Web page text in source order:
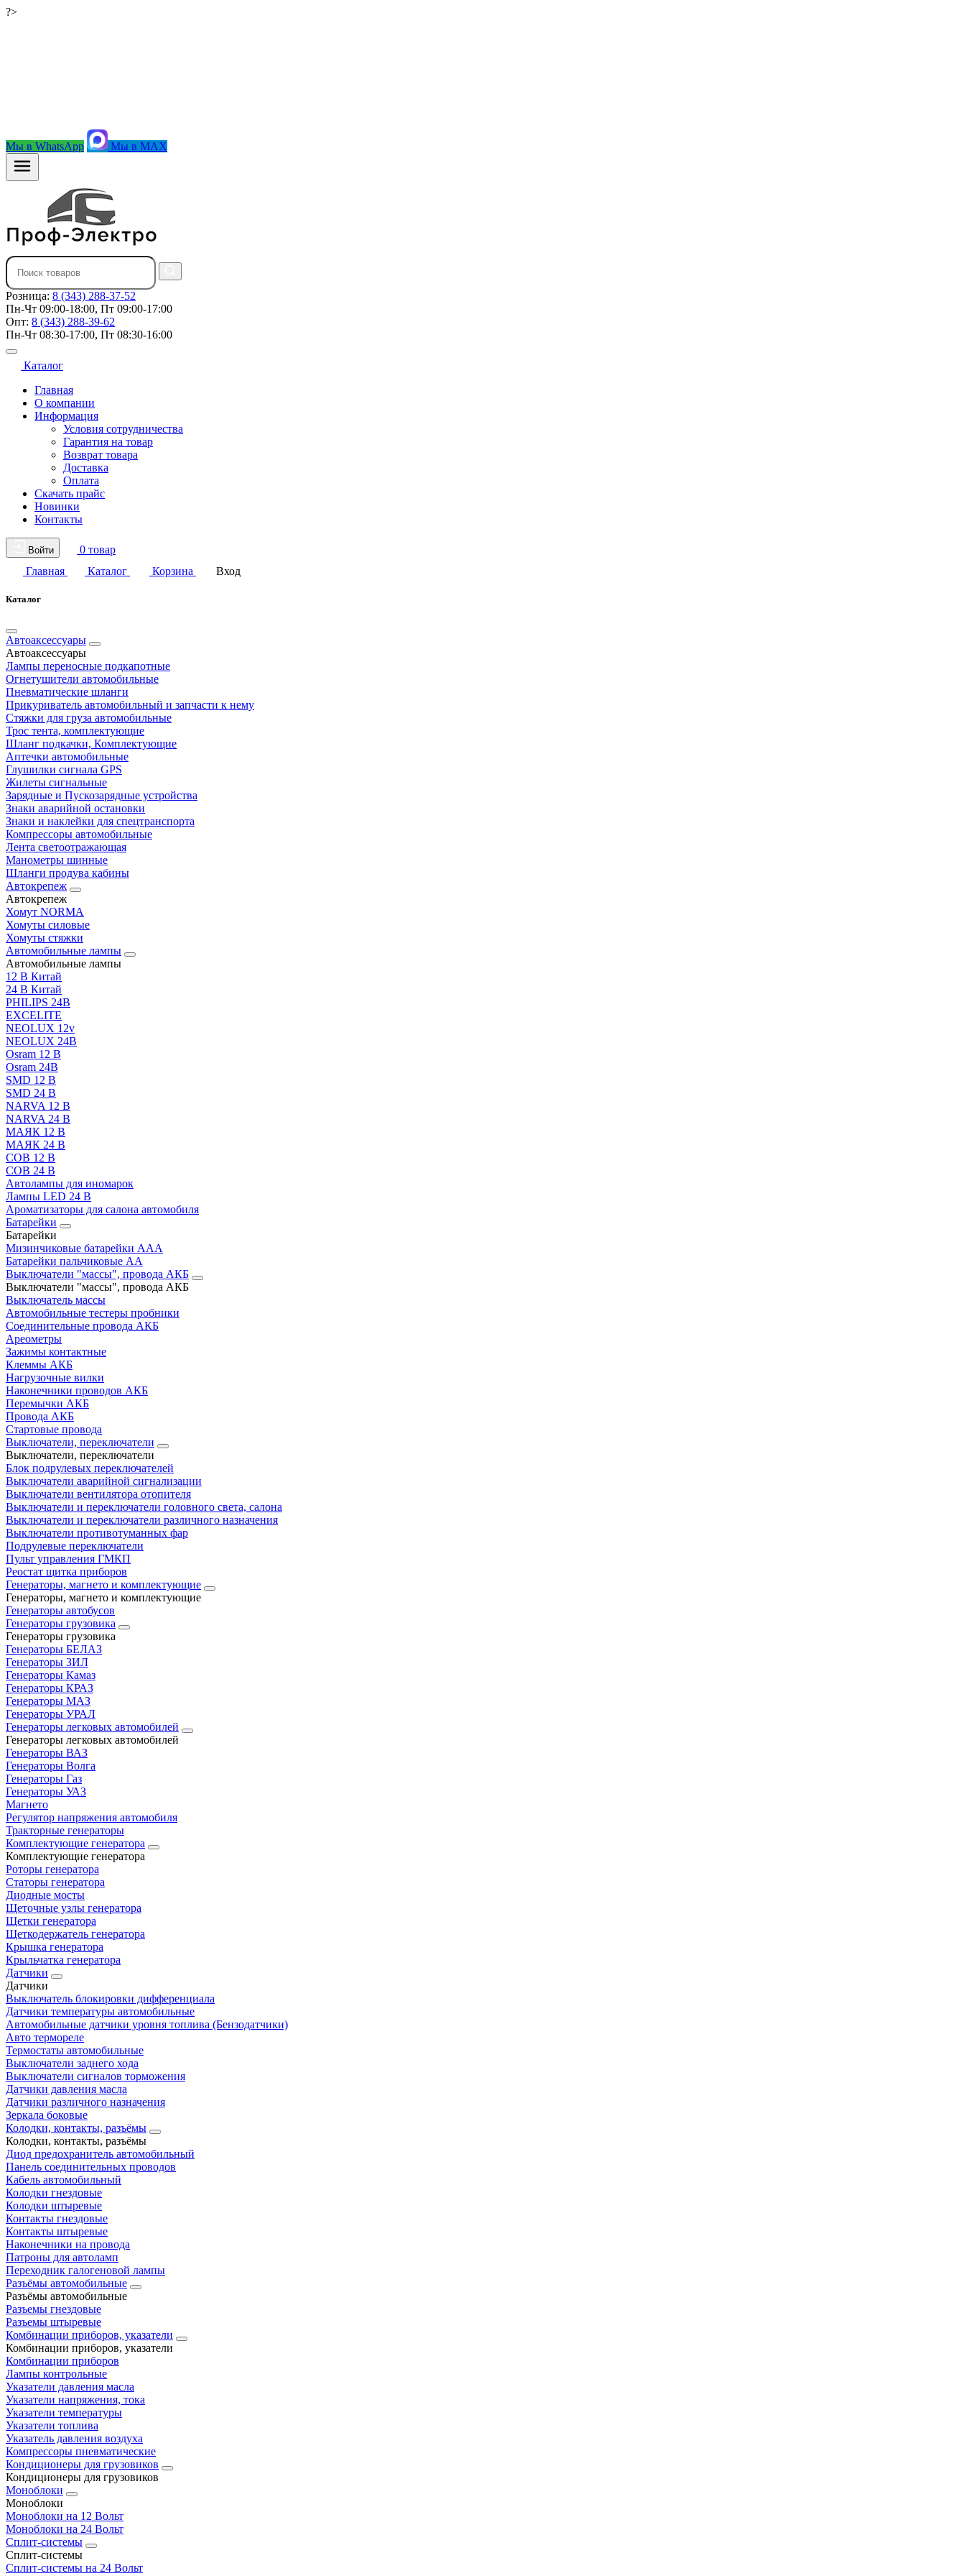
?>
Мы в WhatsApp Мы в MAX
Розница: 8 (343) 288-37-52
Пн-Чт 09:00-18:00, Пт 09:00-17:00
Опт: 8 (343) 288-39-62
Пн-Чт 08:30-17:00, Пт 08:30-16:00
Каталог
Главная
О компании
Информация
Условия сотрудничества
Гарантия на товар
Возврат товара
Доставка
Оплата
Скачать прайс
Новинки
Контакты
Войти
0 товар
Главная
Каталог Корзина Вход
Каталог
Автоаксессуары
Автоаксессуары
Лампы переносные подкапотные
Огнетушители автомобильные
Пневматические шланги
Прикуриватель автомобильный и запчасти к нему
Стяжки для груза автомобильные
Трос тента, комплектующие
Шланг подкачки, Комплектующие
Аптечки автомобильные
Глушилки сигнала GPS
Жилеты сигнальные
Зарядные и Пускозарядные устройства
Знаки аварийной остановки
Знаки и наклейки для спецтранспорта
Компрессоры автомобильные
Лента светоотражающая
Манометры шинные
Шланги продува кабины
Автокрепеж
Автокрепеж
Хомут NORMA
Хомуты силовые
Хомуты стяжки
Автомобильные лампы
Автомобильные лампы
12 В Китай
24 В Китай
PHILIPS 24В
EXCELITE
NEOLUX 12v
NEOLUX 24В
Osram 12 В
Osram 24В
SMD 12 В
SMD 24 В
NARVA 12 В
NARVA 24 В
МАЯК 12 В
МАЯК 24 В
COB 12 В
COB 24 В
Автолампы для иномарок
Лампы LED 24 B
Ароматизаторы для салона автомобиля
Батарейки
Батарейки
Мизинчиковые батарейки AAA
Батарейки пальчиковые АА
Выключатели "массы", провода АКБ
Выключатели "массы", провода АКБ
Выключатель массы
Автомобильные тестеры пробники
Соединительные провода АКБ
Ареометры
Зажимы контактные
Клеммы АКБ
Нагрузочные вилки
Наконечники проводов АКБ
Перемычки АКБ
Провода АКБ
Стартовые провода
Выключатели, переключатели
Выключатели, переключатели
Блок подрулевых переключателей
Выключатели аварийной сигнализации
Выключатели вентилятора отопителя
Выключатели и переключатели головного света, салона
Выключатели и переключатели различного назначения
Выключатели противотуманных фар
Подрулевые переключатели
Пульт управления ГМКП
Реостат щитка приборов
Генераторы, магнето и комплектующие
Генераторы, магнето и комплектующие
Генераторы автобусов
Генераторы грузовика
Генераторы грузовика
Генераторы БЕЛАЗ
Генераторы ЗИЛ
Генераторы Камаз
Генераторы КРАЗ
Генераторы МАЗ
Генераторы УРАЛ
Генераторы легковых автомобилей
Генераторы легковых автомобилей
Генераторы ВАЗ
Генераторы Волга
Генераторы Газ
Генераторы УАЗ
Магнето
Регулятор напряжения автомобиля
Тракторные генераторы
Комплектующие генератора
Комплектующие генератора
Роторы генератора
Статоры генератора
Диодные мосты
Щеточные узлы генератора
Щетки генератора
Щеткодержатель генератора
Крышка генератора
Крыльчатка генератора
Датчики
Датчики
Выключатель блокировки дифференциала
Датчики температуры автомобильные
Автомобильные датчики уровня топлива (Бензодатчики)
Авто термореле
Термостаты автомобильные
Выключатели заднего хода
Выключатели сигналов торможения
Датчики давления масла
Датчики различного назначения
Зеркала боковые
Колодки, контакты, разъёмы
Колодки, контакты, разъёмы
Диод предохранитель автомобильный
Панель соединительных проводов
Кабель автомобильный
Колодки гнездовые
Колодки штыревые
Контакты гнездовые
Контакты штыревые
Наконечники на провода
Патроны для автоламп
Переходник галогеновой лампы
Разъёмы автомобильные
Разъёмы автомобильные
Разъемы гнездовые
Разъемы штыревые
Комбинации приборов, указатели
Комбинации приборов, указатели
Комбинации приборов
Лампы контрольные
Указатели давления масла
Указатели напряжения, тока
Указатели температуры
Указатели топлива
Указатель давления воздуха
Компрессоры пневматические
Кондиционеры для грузовиков
Кондиционеры для грузовиков
Моноблоки
Моноблоки
Моноблоки на 12 Вольт
Моноблоки на 24 Вольт
Сплит-системы
Сплит-системы
Сплит‑системы на 24 Вольт